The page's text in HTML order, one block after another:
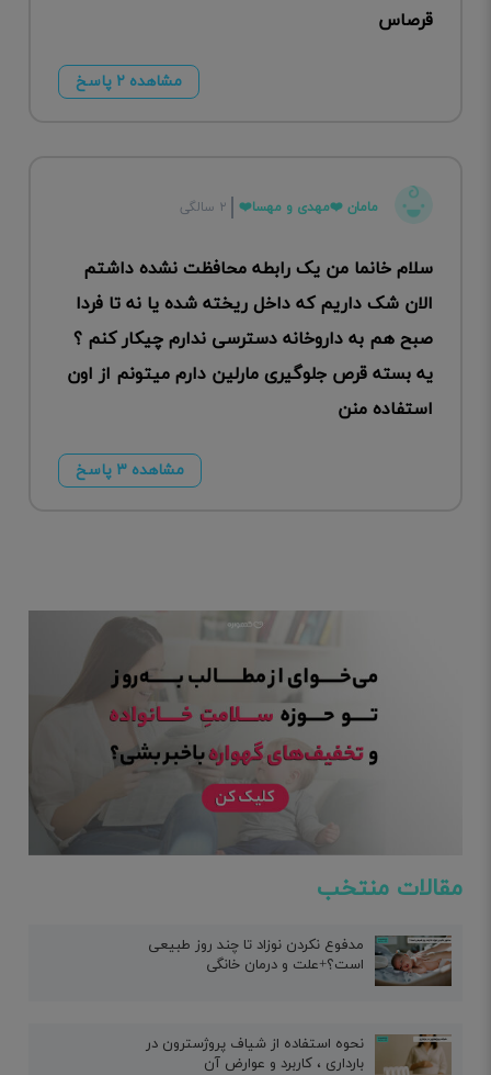
قرصاس
مشاهده ۲ پاسخ
مامان ❤️مهدی و مهسا❤️ ۲ سالگی
سلام خانما من یک رابطه محافظت نشده داشتم
الان شک داریم که داخل ریخته شده یا نه تا فردا
صبح هم به داروخانه دسترسی ندارم چیکار کنم ؟
یه بسته قرص جلوگیری مارلین دارم میتونم از اون
استفاده منن
مشاهده ۳ پاسخ
مقالات منتخب
مدفوع نکردن نوزاد تا چند روز طبیعی
است؟+علت و درمان خانگی
نحوه استفاده از شیاف پروژسترون در
بارداری ، کاربرد و عوارض آن